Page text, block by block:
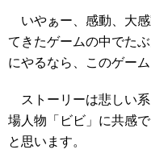
いやぁー、感動、大
てきたゲームの中でた
にやるなら、このゲー
ストーリーは悲しい
場人物「ビビ」に共感
と思います。